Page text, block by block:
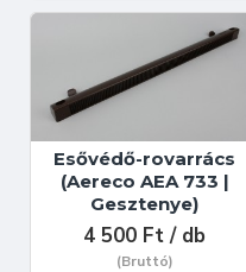
Esővédő-rovarrács
(Aereco AEA 733 |
Gesztenye)
4 500 Ft / db
(Bruttó)